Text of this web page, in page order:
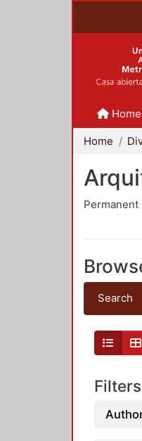
Home
Home
Search
Filters